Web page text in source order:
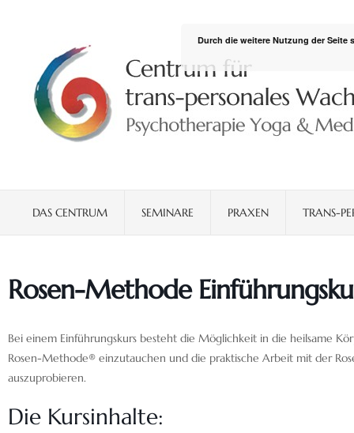
DAS CENTRUM SEMINARE PRAXEN TRANS-
Rosen-Methode
Bei einem Einführungskurs besteht die Möglichkeit in die heilsame
Rosen-Methode® einzutauchen und die praktische Arbeit mit der
auszuprobieren.
Die Kursinhalte:
Durch die weitere Nutzung der